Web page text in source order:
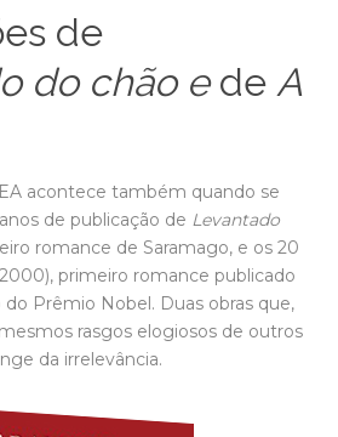
acontece também quando se
de publicação de
Levantado
romance de Saramago, e os 20
Prêmio Nobel. Duas obras que,
da irrelevância.